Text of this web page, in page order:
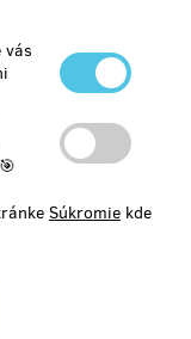
Súkromie kde
co je
jak jí
které